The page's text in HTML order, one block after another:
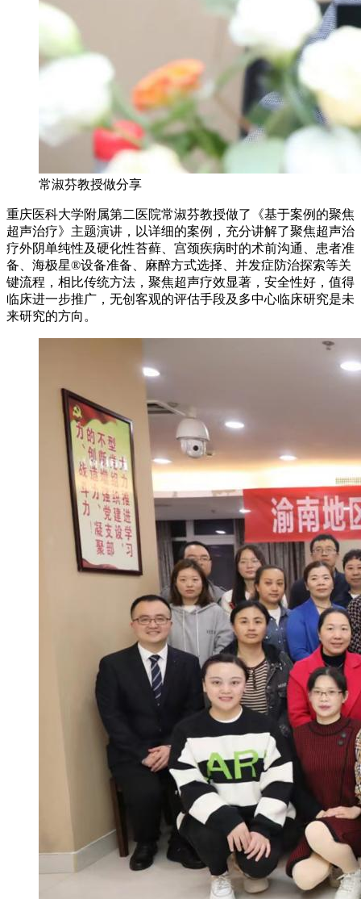
常淑芬教授做分享
重庆医科大学附属第二医院常淑芬教授做了《基于案例的聚焦
超声治疗》主题演讲，以详细的案例，充分讲解了聚焦超声治
疗外阴单纯性及硬化性苔藓、宫颈疾病时的术前沟通、患者准
备、海极星®设备准备、麻醉方式选择、并发症防治探索等关
键流程，相比传统方法，聚焦超声疗效显著，安全性好，值得
临床进一步推广，无创客观的评估手段及多中心临床研究是未
来研究的方向。